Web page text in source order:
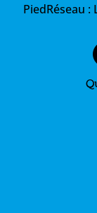
PiedRéseau :